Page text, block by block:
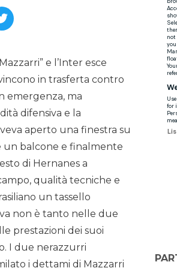
e l’Inter esce
in trasferta contro
emergenza, ma
difensiva e la
aperto una finestra su
balcone e finalmente
di Hernanes a
qualità tecniche e
un tassello
non è tanto nelle due
prestazioni dei suoi
I due nerazzurri
i dettami di Mazzarri